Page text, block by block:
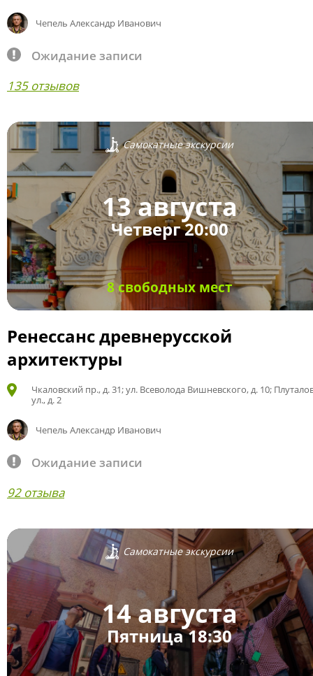
Чепель Александр Иванович
Ожидание записи
135 отзывов
Самокатные экскурсии
13 августа
Четверг 20:00
8 свободных мест
Ренессанс древнерусской
архитектуры
Чкаловский пр., д. 31; ул. Всеволода Вишневского, д. 10;
ул., д. 2
Чепель Александр Иванович
Ожидание записи
92 отзыва
Самокатные экскурсии
14 августа
Пятница 18:30